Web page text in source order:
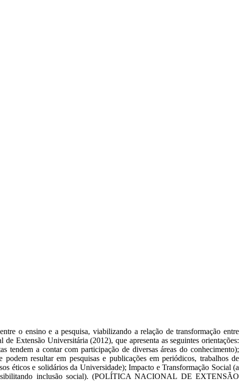
o ensino e a pesquisa, viabilizando a relação de transformação entre
Extensão Universitária (2012), que apresenta as seguintes orientações:
tendem a contar com participação de diversas áreas do conhecimento);
resultar em pesquisas e publicações em periódicos, trabalhos de
éticos e solidários da Universidade); Impacto e Transformação Social (a
inclusão social). (POLÍTICA NACIONAL DE EXTENSÃO